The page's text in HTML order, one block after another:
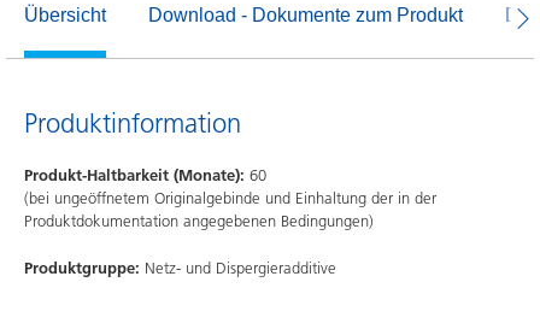
Übersicht Download - Dokumente zum Produkt
Produktinformation
Produkt-Haltbarkeit (Monate): 60
(bei ungeöffnetem Originalgebinde und Einhaltung der in der
Produktdokumentation angegebenen Bedingungen)
Produktgruppe: Netz- und Dispergieradditive